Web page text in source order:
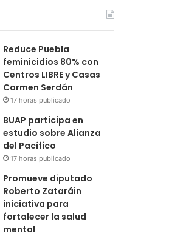
Reduce Puebla
feminicidios 80% con
Centros LIBRE y Casas
Carmen Serdán
17 horas publicado
BUAP participa en
estudio sobre Alianza
del Pacífico
17 horas publicado
Promueve diputado
Roberto Zataráin
iniciativa para
fortalecer la salud
mental